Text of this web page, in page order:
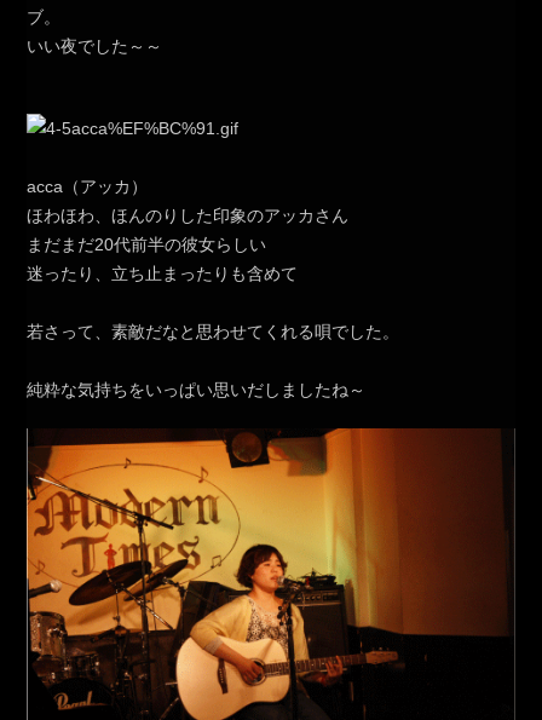
ブ。
いい夜でした～～
acca（アッカ）
ほわほわ、ほんのりした印象のアッカさん
まだまだ20代前半の彼女らしい
迷ったり、立ち止まったりも含めて
若さって、素敵だなと思わせてくれる唄でした。
純粋な気持ちをいっぱい思いだしましたね～